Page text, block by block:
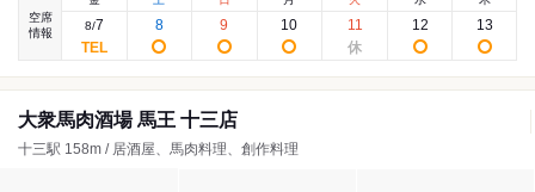
空席
情報
8/7 8 9 10 11 12 13
大衆馬肉酒場 馬王 十三店
十三駅 158m / 居酒屋、馬肉料理、創作料理